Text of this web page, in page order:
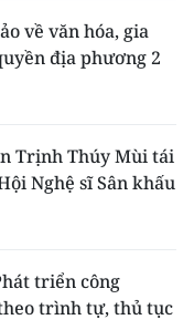
về văn hóa, gia
địa phương 2
Trịnh Thúy Mùi tái
Nghệ sĩ Sân khấu
triển công
trình tự, thủ tục